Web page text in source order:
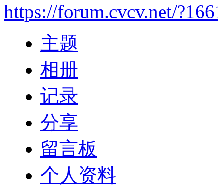
https://forum.cvcv.net/
主题
相册
记录
分享
留言板
个人资料